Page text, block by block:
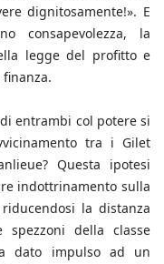
dignitosamente!». E
consapevolezza, la
legge del profitto e
entrambi col potere si
tra i Gilet
Questa ipotesi
indottrinamento sulla
la distanza
della classe
dato impulso ad un